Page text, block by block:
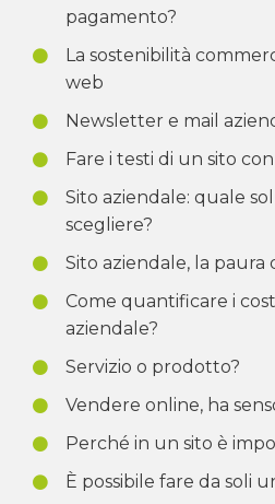
pagamento?
La sostenibilità
web
Newsletter e mail
Fare i testi di un sito
Sito aziendale: quale
scegliere?
Sito aziendale, la paura
Come quantificare i
aziendale?
Servizio o prodotto?
Vendere online, ha
Perché in un sito è
È possibile fare da soli